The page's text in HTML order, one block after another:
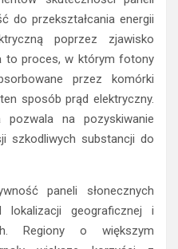
skuteczności paneli
do przekształcania energii
poprzez zjawisko
to proces, w którym fotony
przez komórki
sposób prąd elektryczny.
pozwala na pozyskiwanie
szkodliwych substancji do
paneli słonecznych
geograficznej i
Regiony o większym